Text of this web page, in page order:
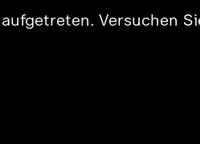
Versuchen